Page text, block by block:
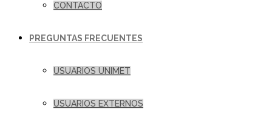
CONTACTO
PREGUNTAS FRECUENTES
USUARIOS UNIMET
USUARIOS EXTERNOS